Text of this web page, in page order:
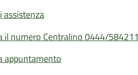
assistenza
il numero Centralino 0444/584211
appuntamento